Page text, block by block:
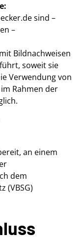
sind –
–
Bildnachweisen
soweit sie
Verwendung von
Rahmen der
an einem
dem
(VBSG)